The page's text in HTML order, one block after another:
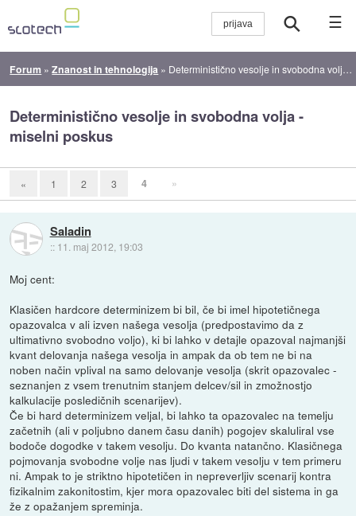
☰
Forum »Znanost in tehnologija » Deterministično vesolje in svobodna volja - miselni poskus
Deterministično vesolje in svobodna volja -
miselni poskus
« 1 2 3 4 »
Saladin
:: 11. maj 2012, 19:03
Moj cent:
Klasičen hardcore determinizem bi bil, če bi imel hipotetičnega
opazovalca v ali izven našega vesolja (predpostavimo da z
ultimativno svobodno voljo), ki bi lahko v detajle opazoval najmanjši
kvant delovanja našega vesolja in ampak da ob tem ne bi na
noben način vplival na samo delovanje vesolja (skrit opazovalec -
seznanjen z vsem trenutnim stanjem delcev/sil in zmožnostjo
kalkulacije posledičnih scenarijev).
Če bi hard determinizem veljal, bi lahko ta opazovalec na temelju
začetnih (ali v poljubno danem času danih) pogojev skaluliral vse
bodoče dogodke v takem vesolju. Do kvanta natančno. Klasičnega
pojmovanja svobodne volje nas ljudi v takem vesolju v tem primeru
ni. Ampak to je striktno hipotetičen in nepreverljiv scenarij kontra
fizikalnim zakonitostim, kjer mora opazovalec biti del sistema in ga
že z opažanjem spreminja.